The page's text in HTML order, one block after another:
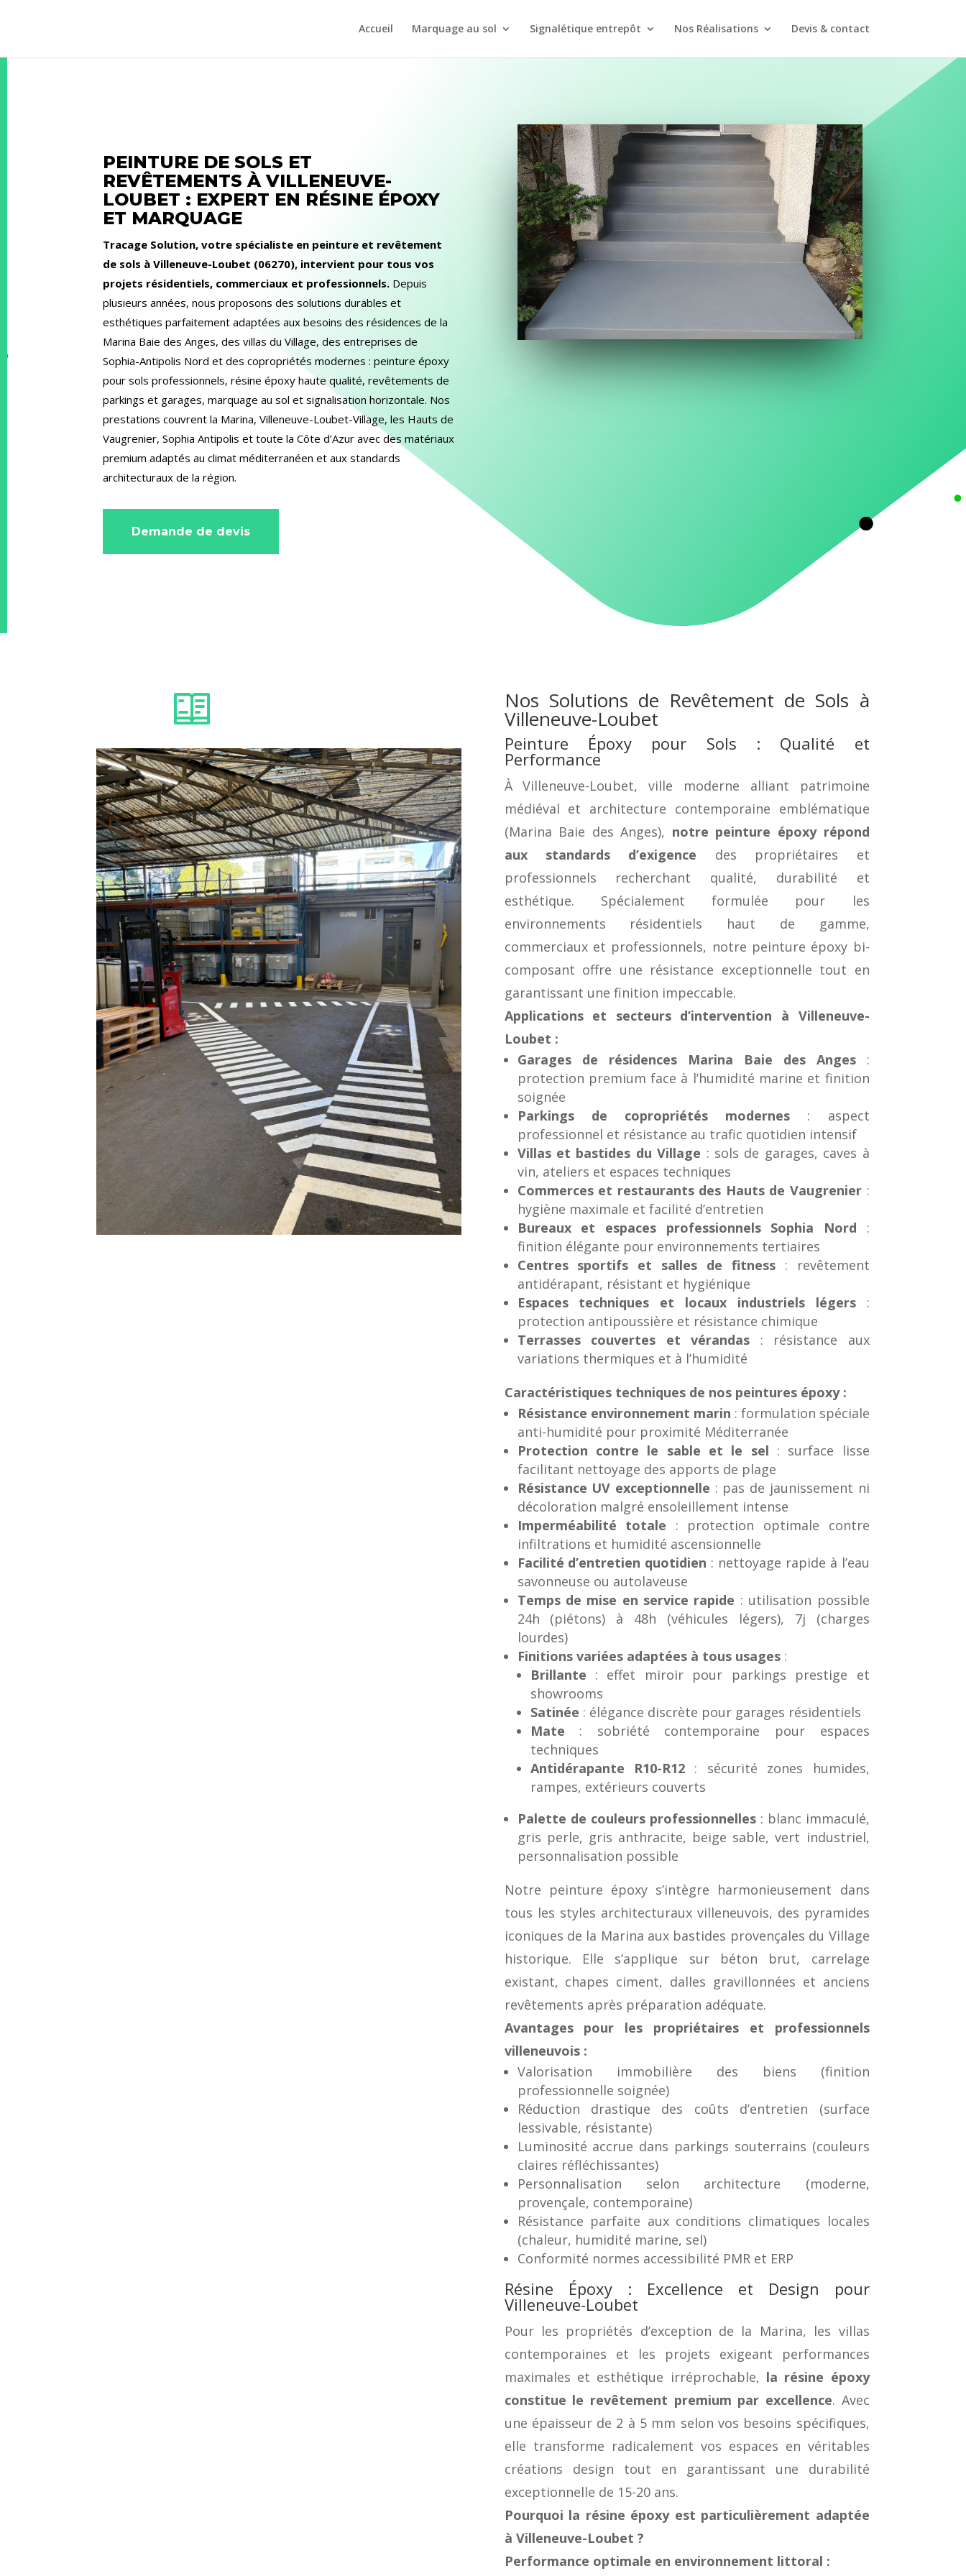
Accueil Marquage au sol Signalétique entrepôt Nos Réalisations Devis & contact
PEINTURE DE SOLS ET
REVÊTEMENTS À VILLENEUVE-
LOUBET : EXPERT EN RÉSINE ÉPOXY
ET MARQUAGE
Tracage Solution, votre spécialiste en peinture et revêtement
de sols à Villeneuve-Loubet (06270), intervient pour tous vos
projets résidentiels, commerciaux et professionnels. Depuis
plusieurs années, nous proposons des solutions durables et
esthétiques parfaitement adaptées aux besoins des résidences de la
Marina Baie des Anges, des villas du Village, des entreprises de
Sophia-Antipolis Nord et des copropriétés modernes : peinture époxy
pour sols professionnels, résine époxy haute qualité, revêtements de
parkings et garages, marquage au sol et signalisation horizontale. Nos
prestations couvrent la Marina, Villeneuve-Loubet-Village, les Hauts de
Vaugrenier, Sophia Antipolis et toute la Côte d’Azur avec des matériaux
premium adaptés au climat méditerranéen et aux standards
architecturaux de la région.
Demande de devis
Nos Solutions de Revêtement de Sols à
Villeneuve-Loubet
Peinture Époxy pour Sols : Qualité et
Performance
À Villeneuve-Loubet, ville moderne alliant patrimoine
médiéval et architecture contemporaine emblématique
(Marina Baie des Anges), notre peinture époxy répond
aux standards d’exigence des propriétaires et
professionnels recherchant qualité, durabilité et
esthétique. Spécialement formulée pour les
environnements résidentiels haut de gamme,
commerciaux et professionnels, notre peinture époxy bi-
composant offre une résistance exceptionnelle tout en
garantissant une finition impeccable.
Applications et secteurs d’intervention à Villeneuve-
Loubet :
Garages de résidences Marina Baie des Anges:
protection premium face à l’humidité marine et finition
soignée
Parkings de copropriétés modernes : aspect
professionnel et résistance au trafic quotidien intensif
Villas et bastides du Village : sols de garages, caves à
vin, ateliers et espaces techniques
Commerces et restaurants des Hauts de Vaugrenier :
hygiène maximale et facilité d’entretien
Bureaux et espaces professionnels Sophia Nord :
finition élégante pour environnements tertiaires
Centres sportifs et salles de fitness: revêtement
antidérapant, résistant et hygiénique
Espaces techniques et locaux industriels légers:
protection antipoussière et résistance chimique
Terrasses couvertes et vérandas : résistance aux
variations thermiques et à l’humidité
Caractéristiques techniques de nos peintures époxy :
Résistance environnement marin : formulation spéciale
anti-humidité pour proximité Méditerranée
Protection contre le sable et le sel : surface lisse
facilitant nettoyage des apports de plage
Résistance UV exceptionnelle : pas de jaunissement ni
décoloration malgré ensoleillement intense
Imperméabilité totale : protection optimale contre
infiltrations et humidité ascensionnelle
Facilité d’entretien quotidien : nettoyage rapide à l’eau
savonneuse ou autolaveuse
Temps de mise en service rapide : utilisation possible
24h (piétons) à 48h (véhicules légers), 7j (charges
lourdes)
Finitions variées adaptées à tous usages:
Brillante : effet miroir pour parkings prestige et
showrooms
Satinée : élégance discrète pour garages résidentiels
Mate : sobriété contemporaine pour espaces
techniques
Antidérapante R10-R12: sécurité zones humides,
rampes, extérieurs couverts
Palette de couleurs professionnelles: blanc immaculé,
gris perle, gris anthracite, beige sable, vert industriel,
personnalisation possible
Notre peinture époxy s’intègre harmonieusement dans
tous les styles architecturaux villeneuvois, des pyramides
iconiques de la Marina aux bastides provençales du Village
historique. Elle s’applique sur béton brut, carrelage
existant, chapes ciment, dalles gravillonnées et anciens
revêtements après préparation adéquate.
Avantages pour les propriétaires et professionnels
villeneuvois :
Valorisation immobilière des biens (finition
professionnelle soignée)
Réduction drastique des coûts d’entretien (surface
lessivable, résistante)
Luminosité accrue dans parkings souterrains (couleurs
claires réfléchissantes)
Personnalisation selon architecture (moderne,
provençale, contemporaine)
Résistance parfaite aux conditions climatiques locales
(chaleur, humidité marine, sel)
Conformité normes accessibilité PMR et ERP
Résine Époxy : Excellence et Design pour
Villeneuve-Loubet
Pour les propriétés d’exception de la Marina, les villas
contemporaines et les projets exigeant performances
maximales et esthétique irréprochable, la résine époxy
constitue le revêtement premium par excellence. Avec
une épaisseur de 2 à 5 mm selon vos besoins spécifiques,
elle transforme radicalement vos espaces en véritables
créations design tout en garantissant une durabilité
exceptionnelle de 15-20 ans.
Pourquoi la résine époxy est particulièrement adaptée
à Villeneuve-Loubet ?
Performance optimale en environnement littoral :